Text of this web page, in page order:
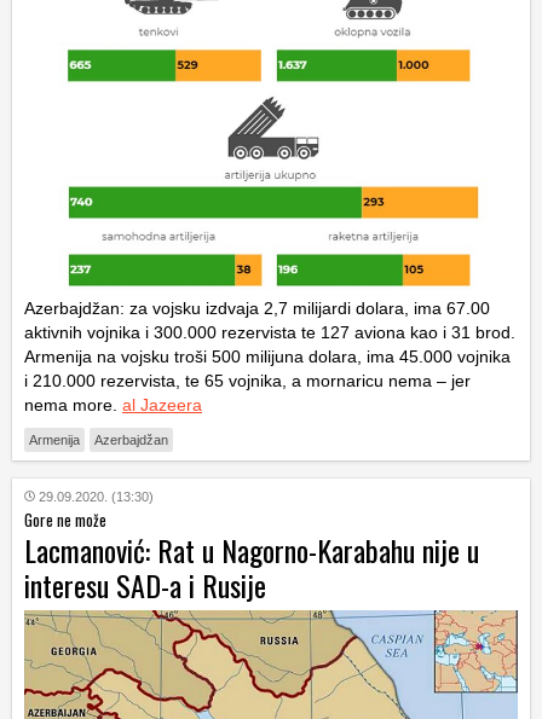
Azerbajdžan: za vojsku izdvaja 2,7 milijardi dolara, ima 67.00
aktivnih vojnika i 300.000 rezervista te 127 aviona kao i 31 brod.
Armenija na vojsku troši 500 milijuna dolara, ima 45.000 vojnika
i 210.000 rezervista, te 65 vojnika, a mornaricu nema – jer
nema more. al Jazeera
Armenija Azerbajdžan
29.09.2020. (13:30)
Gore ne može
Lacmanović: Rat u Nagorno-Karabahu nije u
interesu SAD-a i Rusije